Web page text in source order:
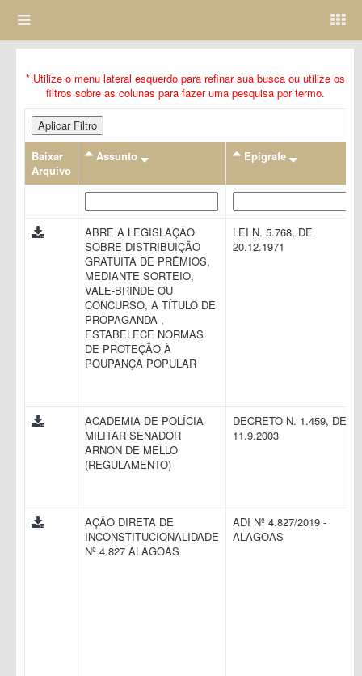
* Utilize o menu lateral esquerdo para refinar sua busca ou utilize os
filtros sobre as colunas para fazer uma pesquisa por termo.
Aplicar Filtro
Baixar
Arquivo
Assunto Epigrafe
ABRE A LEGISLAÇÃO
SOBRE DISTRIBUIÇÃO
GRATUITA DE PRÊMIOS,
MEDIANTE SORTEIO,
VALE-BRINDE OU
CONCURSO, A TÍTULO DE
PROPAGANDA ,
ESTABELECE NORMAS
DE PROTEÇÃO À
POUPANÇA POPULAR
LEI N. 5.768, DE
20.12.1971
ACADEMIA DE POLÍCIA
MILITAR SENADOR
ARNON DE MELLO
(REGULAMENTO)
DECRETO N. 1.459, DE
11.9.2003
AÇÃO DIRETA DE
INCONSTITUCIONALIDADE
Nº 4.827 ALAGOAS
ADI Nº 4.827/2019 -
ALAGOAS